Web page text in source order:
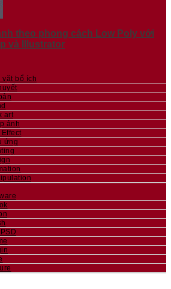
theo phong cách Low Poly với
và Illustrator
vặt bổ ích
art
ảnh
Effect
ứng